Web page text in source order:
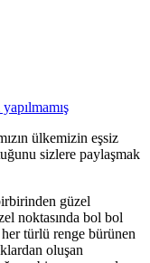
ülkemizin eşsiz
sizlere paylaşmak
güzel
noktasında bol bol
türlü renge bürünen
oluşan